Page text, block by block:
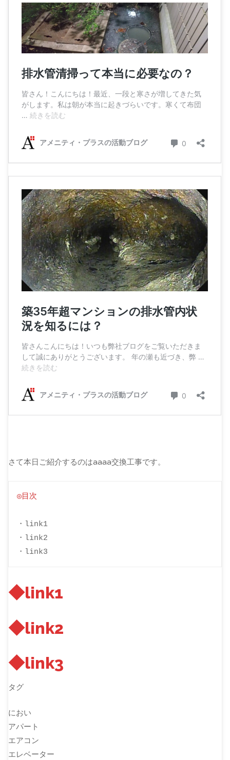
さて本日ご紹介するのはaaaa交換工事です。
◎目次
・link1
・link2
・link3
◆link1
◆link2
◆link3
タグ
におい
アパート
エアコン
エレベーター